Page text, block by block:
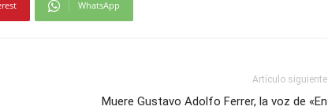
WhatsApp
Artículo siguiente
Muere Gustavo Adolfo Ferrer, la voz de «En